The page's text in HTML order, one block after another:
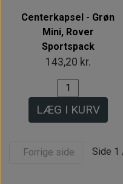
Centerkapsel - Grøn
Mini, Rover
Sportspack
143,20 kr.
LÆG I KURV
Forrige side Side 1